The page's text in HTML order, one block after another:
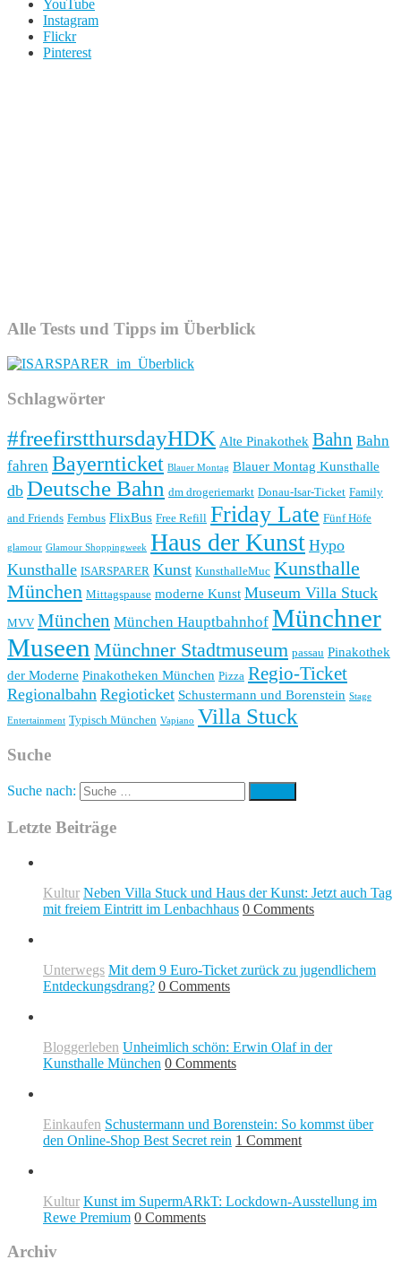
YouTube
Instagram
Flickr
Pinterest
Alle Tests und Tipps im Überblick
Schlagwörter
#freefirstthursdayHDK Alte Pinakothek Bahn Bahn
fahren Bayernticket Blauer Montag Blauer Montag Kunsthalle
db Deutsche Bahn dm drogeriemarkt Donau-Isar-Ticket Family
and Friends Fernbus FlixBus Free Refill Friday Late Fünf Höfe
glamour Glamour Shoppingweek Haus der Kunst Hypo
Kunsthalle ISARSPARER Kunst KunsthalleMuc Kunsthalle
München Mittagspause moderne Kunst Museum Villa Stuck
MVV München München Hauptbahnhof Münchner
Museen Münchner Stadtmuseum passau Pinakothek
der Moderne Pinakotheken München Pizza Regio-Ticket
Regionalbahn Regioticket Schustermann und Borenstein Stage
Entertainment Typisch München Vapiano Villa Stuck
Suche
Suche nach:
Letzte Beiträge
Kultur Neben Villa Stuck und Haus der Kunst: Jetzt auch Tag
mit freiem Eintritt im Lenbachhaus 0 Comments
Unterwegs Mit dem 9 Euro-Ticket zurück zu jugendlichem
Entdeckungsdrang? 0 Comments
Bloggerleben Unheimlich schön: Erwin Olaf in der
Kunsthalle München 0 Comments
Einkaufen Schustermann und Borenstein: So kommst über
den Online-Shop Best Secret rein 1 Comment
Kultur Kunst im SupermARkT: Lockdown-Ausstellung im
Rewe Premium 0 Comments
Archiv